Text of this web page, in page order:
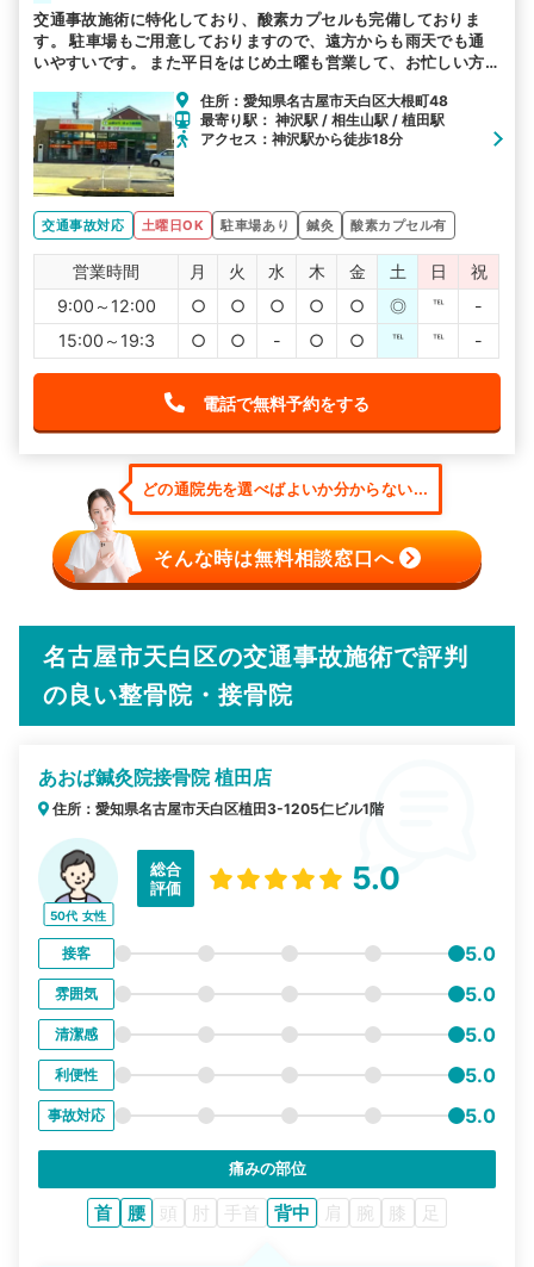
交通事故施術に特化しており、酸素カプセルも完備しておりま
す。 駐車場もご用意しておりますので、遠方からも雨天でも通
いやすいです。 また平日をはじめ土曜も営業して、お忙しい方
住所：愛知県名古屋市天白区大根町48
最寄り駅： 神沢駅 / 相生山駅 / 植田駅
アクセス：神沢駅から徒歩18分
交通事故対応 土曜日OK 駐車場あり 鍼灸 酸素カプセル有
営業時間 月 火 水 木 金 土 日
祝
9:00～12:00
○ ○ ○ ○ ○ ◎ ℡
-
15:00～19:3
○ ○ - ○ ○ ℡ ℡ -
電話で無料予約をする
どの通院先を選べばよいか分からない...
そんな時は無料相談窓口へ
名古屋市天白区の交通事故施術で評判
の良い整骨院・接骨院
あおば鍼灸院接骨院 植田店
住所：愛知県名古屋市天白区植田3-1205仁ビル1階
50代 女性
総合
評価
5.0
接客 5.0
雰囲気 5.0
清潔感 5.0
利便性 5.0
事故対応 5.0
痛みの部位
首 腰 頭 肘 手首 背中 肩 腕 膝 足